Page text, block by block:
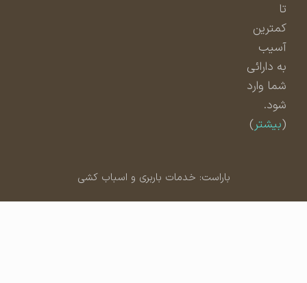
کمترین
آسیب
به دارائی
شما وارد
شود.
بیشتر)
باراست: خدمات باربری و اسباب کشی